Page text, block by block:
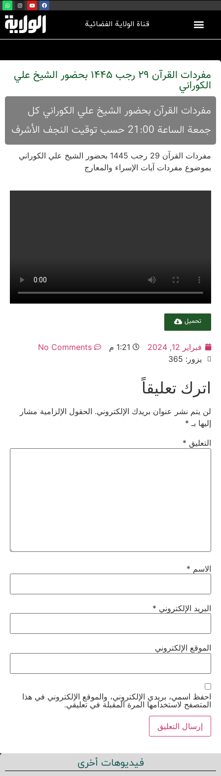
قناة الولاية الفضائية
مفردات القرآن 29 رجب 1445 بحضور الشیخ علي
الکوراني
مفردات القرآن بحضور الشيخ علي الكوراني كل
جمعة الساعة 21:00 حسب توقيت النجف الأشرف
مفردات القرآن 29 رجب 1445 بحضور الشیخ علي الکوراني
بموضوع مفردات آیات الإسراء والمعارج
تحميل
فبراير 12, 2024 1:21 م
No Comments
يزور: 365
اترك تعليقاً
لن يتم نشر عنوان بريدك الإلكتروني. الحقول الإلزامية مشار
إليها بـ *
التعليق *
الاسم *
البريد الإلكتروني *
الموقع الإلكتروني
احفظ اسمي، بريدي الإلكتروني، والموقع الإلكتروني في هذا
المتصفح لاستخدامها المرة المقبلة في تعليقي.
فيديوهات أخرى